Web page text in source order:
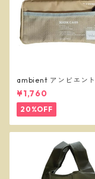
ambient アンビエント
ケース ベージュ
¥1,760
20%OFF